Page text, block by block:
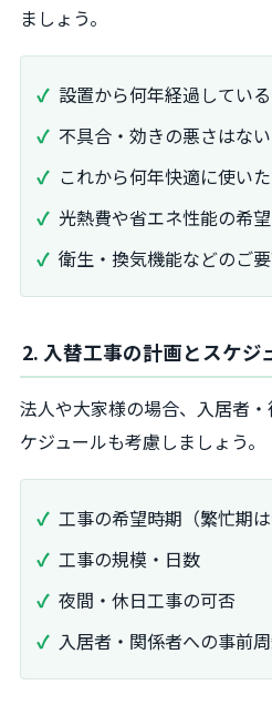
ましょう。
設置から何年経過してい
不具合・効きの悪さはな
これから何年快適に使い
光熱費や省エネ性能の希
衛生・換気機能などのご
2. 入替工事の計画とスケジ
法人や大家様の場合、入居者
ケジュールも考慮しましょう。
工事の希望時期（繁忙期
工事の規模・日数
夜間・休日工事の可否
入居者・関係者への事前